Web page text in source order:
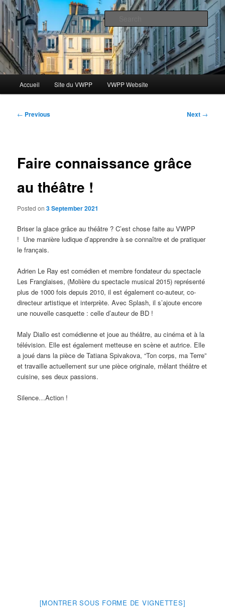
Skip
primary
contentBlog VWPP
Le blog des étudiants du Vassar-Wesleyan Programme à Paris
Accueil Site du VWPP VWPP Website
Post
← Previous Next →
Faire connaissance grâce
au théâtre !
Posted on3 September 2021
Briser la glace grâce au théâtre ? C’est chose faite au VWPP
! Une manière ludique d’apprendre à se connaître et de pratiquer
le français.
Adrien Le Ray est comédien et membre fondateur du spectacle
Les Franglaises, (Molière du spectacle musical 2015) représenté
plus de 1000 fois depuis 2010, il est également co-auteur, co-
directeur artistique et interprète. Avec Splash, il s’ajoute encore
une nouvelle casquette : celle d’auteur de BD !
Maly Diallo est comédienne et joue au théâtre, au cinéma et à la
télévision. Elle est également metteuse en scène et autrice. Elle
a joué dans la pièce de Tatiana Spivakova, “Ton corps, ma Terre”
et travaille actuellement sur une pièce originale, mêlant théâtre et
cuisine, ses deux passions.
Silence…Action !
[MONTRER SOUS FORME DE VIGNETTES]